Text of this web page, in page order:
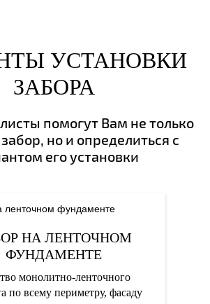
УСТАНОВКИ
ЗАБОРА
помогут Вам не только
но и определиться с
его установки
НА ЛЕНТОЧНОМ
ФУНДАМЕНТЕ
монолитно-ленточного
по всему периметру, фасаду